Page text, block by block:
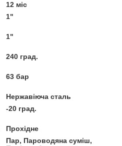
12 міс
1"
1"
240 град.
63 бар
Нержавіюча сталь
-20 град.
Прохідне
Пар, Пароводяна суміш,